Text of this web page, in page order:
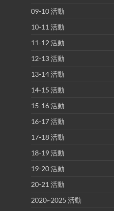
09-10 活動
10-11 活動
11-12 活動
12-13 活動
13-14 活動
14-15 活動
15-16 活動
16-17 活動
17-18 活動
18-19 活動
19-20 活動
20-21 活動
2020~2025 活動